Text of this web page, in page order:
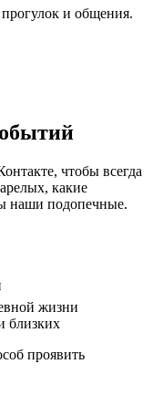
и общения.
чтобы всегда
какие
наши подопечные.
жизни
близких
проявить